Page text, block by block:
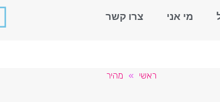
מי אני צרו קשר
ראשי » מהיר